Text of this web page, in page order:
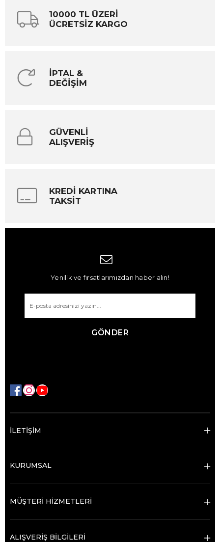
10000 TL ÜZERİ
ÜCRETSİZ KARGO
İPTAL &
DEĞİŞİM
GÜVENLİ
ALIŞVERİŞ
KREDİ KARTINA
TAKSİT
Yenilik ve fırsatlarımızdan haber alın!
GÖNDER
İLETİŞİM
KURUMSAL
MÜŞTERİ HİZMETLERİ
ALIŞVERİŞ BİLGİLERİ